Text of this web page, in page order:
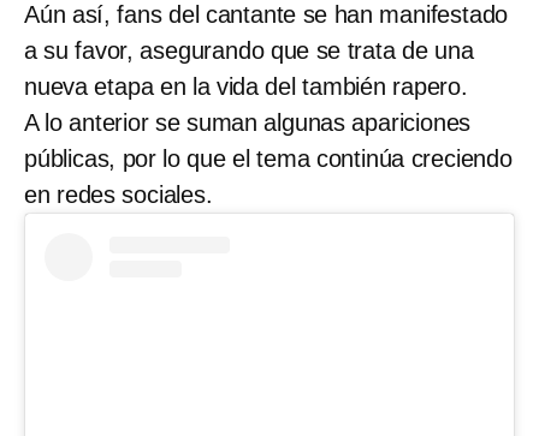
Aún así, fans del cantante se han manifestado
a su favor, asegurando que se trata de una
nueva etapa en la vida del también rapero.
A lo anterior se suman algunas apariciones
públicas, por lo que el tema continúa creciendo
en redes sociales.